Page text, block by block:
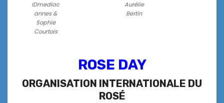
IDmediac
annes &
Sophie
Courtois
Aurélie
Bertin
ROSE DAY
ORGANISATION INTERNATIONALE DU
ROSÉ